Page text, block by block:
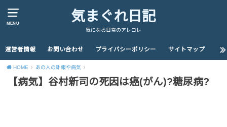
MENU 気まぐれ日記
気になる日常のアレコレ
運営者情報 お問い合わせ プライバシーポリシー サイトマップ
HOME あの人の訃報や病気
【病気】谷村新司の死因は癌(がん)?糖尿病?